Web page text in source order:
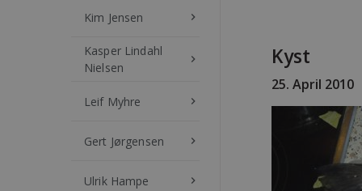
Kim Jensen keyboard_arrow_right
Kasper Lindahl
Nielsen
keyboard_arrow_right
Leif Myhre keyboard_arrow_right
Gert Jørgensen keyboard_arrow_right
Ulrik Hampe keyboard_arrow_right
Kyst
25. April 2010